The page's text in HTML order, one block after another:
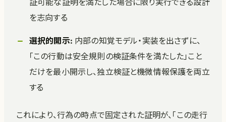
証可能な証明を満たした場合に限り実行できる設計
を志向する
選択的開示: 内部の知覚モデル・実装を出さずに、
「この行動は安全規則の検証条件を満たした」こと
だけを最小開示し、独立検証と機微情報保護を両立
する
これにより、行為の時点で固定された証明が、「この走行